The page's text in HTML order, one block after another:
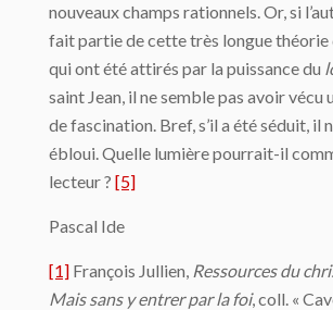
nouveaux champs rationnels. Or, si
fait partie de cette très longue théorie
qui ont été attirés par la puissance du
saint Jean, il ne semble pas avoir vécu
de fascination. Bref, s’il a été séduit, il
ébloui. Quelle lumière pourrait-il
lecteur ? [5]
Pascal Ide
[1] François Jullien, Ressources du
Mais sans y entrer par la foi, coll. «